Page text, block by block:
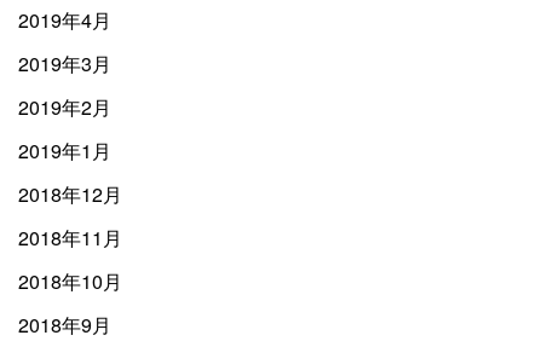
2019年4月
2019年3月
2019年2月
2019年1月
2018年12月
2018年11月
2018年10月
2018年9月